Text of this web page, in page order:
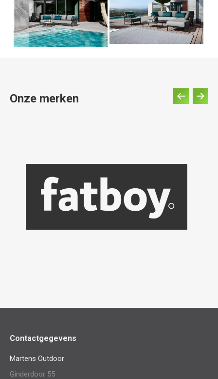
Onze merken
Contactgegevens
Martens Outdoor
Ginderdoor 55